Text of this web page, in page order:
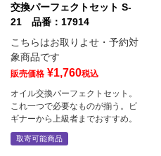
交換パーフェクトセット S-
21 品番：17914
こちらはお取りよせ・予約対
象商品です
販売価格 ¥1,760税込
オイル交換パーフェクトセット。
これ一つで必要なものが揃う。ビ
ギナーから上級者までおすすめ。
取寄可能商品